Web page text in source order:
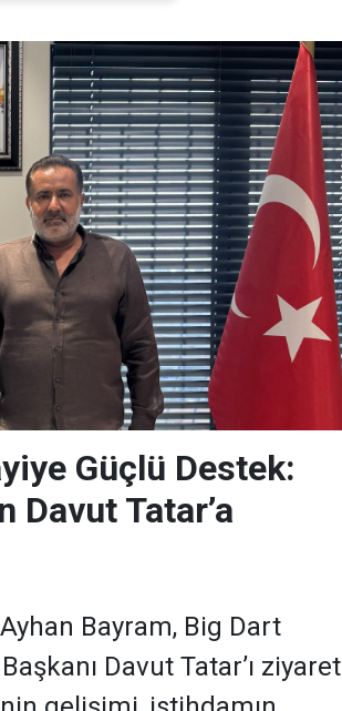
Güçlü Destek:
Davut Tatar’a
Bayram, Big Dart
Davut Tatar’ı ziyaret